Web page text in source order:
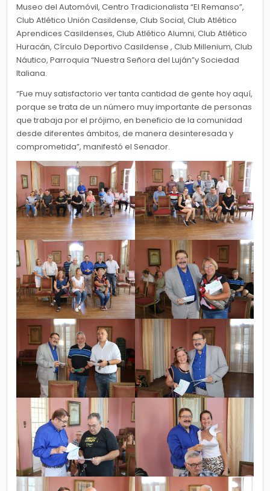
Museo del Automóvil, Centro Tradicionalista “El Remanso”,
Club Atlético Unión Casildense, Club Social, Club Atlético
Aprendices Casildenses, Club Atlético Alumni, Club Atlético
Huracán, Círculo Deportivo Casildense , Club Millenium, Club
Náutico, Parroquia “Nuestra Señora del Luján”y Sociedad
Italiana.
“Fue muy satisfactorio ver tanta cantidad de gente hoy aquí,
porque se trata de un número muy importante de personas
que trabaja por el prójimo, en beneficio de la comunidad
desde diferentes ámbitos, de manera desinteresada y
comprometida”, manifestó el Senador.